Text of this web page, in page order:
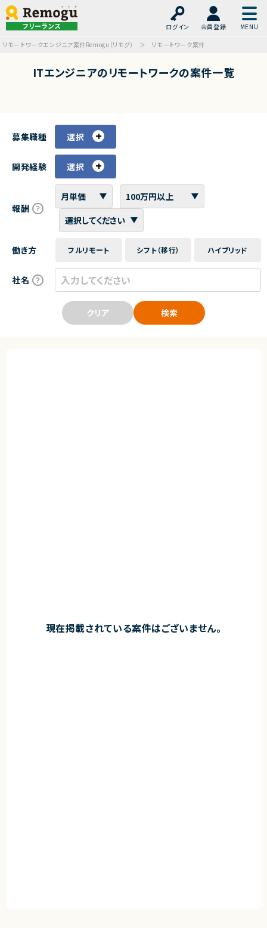
フリーランス ログイン
会員登録
リモートワークエンジニア案件Remogu（リモグ）
リモートワーク案件
ITエンジニアのリモートワークの案件一覧
募集職種 選択
開発経験 選択
報酬
働き方 フルリモート シフト（移行） ハイブリッド
社名
クリア 検索
現在掲載されている案件はございません。